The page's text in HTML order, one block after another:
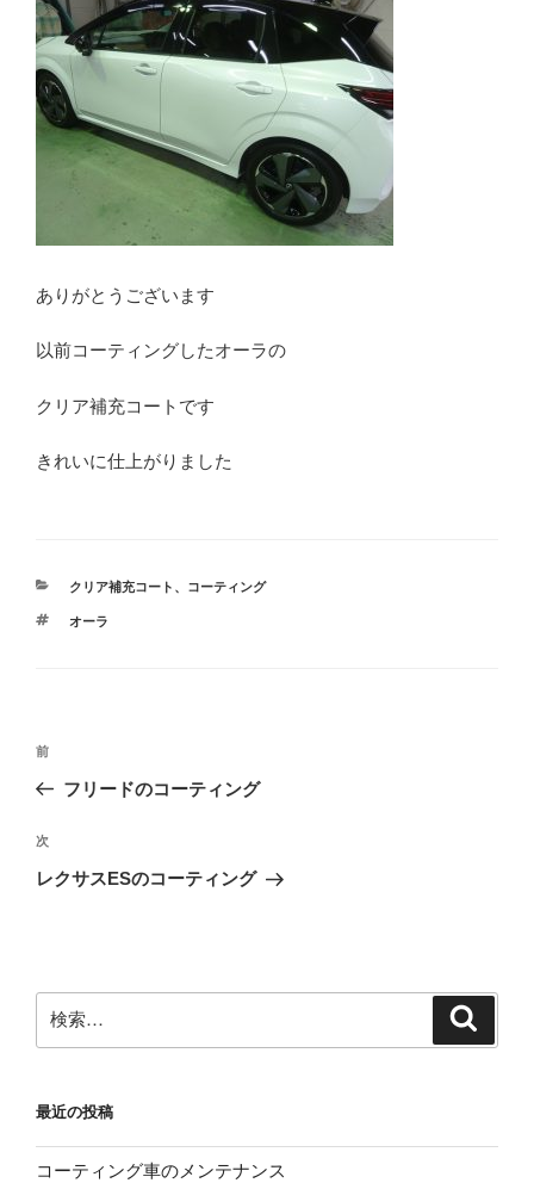
ありがとうございます
以前コーティングしたオーラの
クリア補充コートです
きれいに仕上がりました
カ
ゴ
クリア補充コート 、 コーティング
タ
オーラ
投
ビ
ゲ
ン
前
の
稿
前
フリードのコーティング
次
の
次
レクサスESのコーティング
索:
最近の投稿
コーティング車のメンテナンス